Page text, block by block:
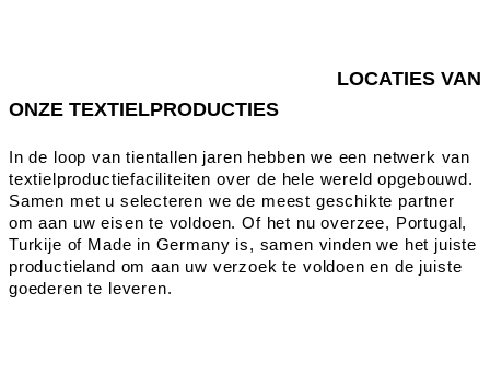
LOCATIES VAN
ONZE TEXTIELPRODUCTIES
In de loop van tientallen jaren hebben we een netwerk van
textielproductiefaciliteiten over de hele wereld opgebouwd.
Samen met u selecteren we de meest geschikte partner
om aan uw eisen te voldoen. Of het nu overzee, Portugal,
Turkije of Made in Germany is, samen vinden we het juiste
productieland om aan uw verzoek te voldoen en de juiste
goederen te leveren.